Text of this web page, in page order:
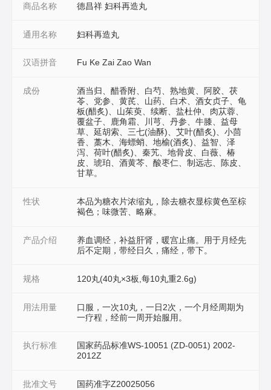
商品名称 德昌祥 妇科再造丸
通用名称 妇科再造丸
汉语拼音 Fu Ke Zai Zao Wan
成份
酒当归、醋香附、白芍、熟地黄、阿胶、茯
苓、党参、黄芪、山药、白术、酒女贞子、龟
板(醋炙)、山茱萸、续断、盐杜仲、肉苁蓉、
覆盆子、鹿角霜、川芎、丹参、牛膝、益母
草、延胡索、三七(油酥)、艾叶(醋炙)、小茴
香、藁木、海螵蛸、地榆(酒炙)、益智、泽
泻、荷叶(醋炙)、秦艽、地骨皮、白薇、椿
皮、琥珀、酒黄芩、酸枣仁、制远志、陈皮、
甘草。
性状
本品为糖衣片浓缩丸，除去糖衣显棕黄色至棕
褐色；味微苦、略麻。
产品介绍
养血调经，补益肝肾，暖宫止痛。用于月经先
后不定期，带经日久，痛经，带下。
规格 120丸(40丸×3板,每10丸重2.6g)
用法用量
口服，一次10丸，一日2次，一个月经周期为
一疗程，经前一周开始服用。
执行标准
国家药品标准WS-10051 (ZD-0051) 2002-
2012Z
批准文号 国药准字Z20025056